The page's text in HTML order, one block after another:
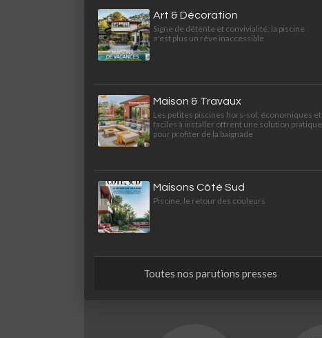
Art & Décoration
Signe de détente et convivialité, la piscine
n'est plus un rêve inaccessible
Maison & Travaux
Les petites piscines hors-sol, économiques et
faciles à installer offrent une solution pratique
pour profiter de la baignade
Maisons Côté Sud
Piscine, le retour des couleurs
Toutes nos parutions presses